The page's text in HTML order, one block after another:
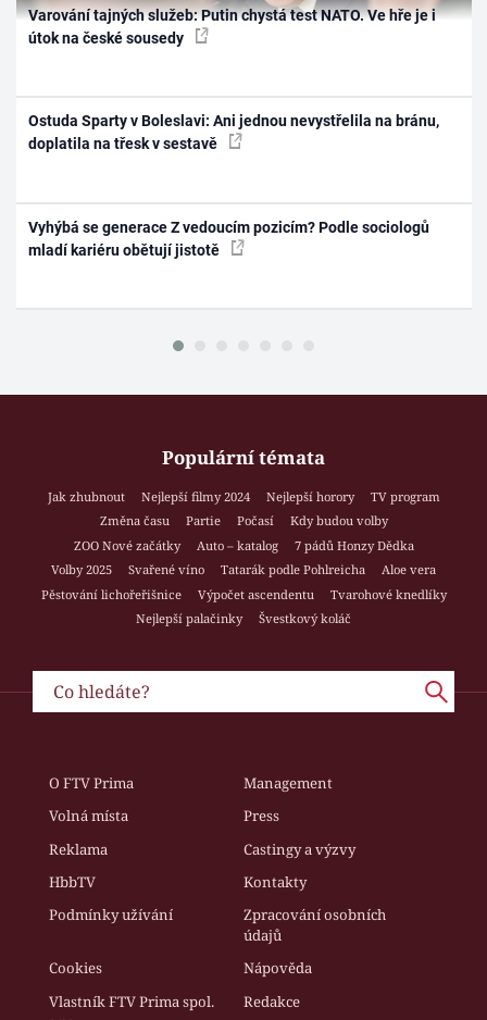
Varování tajných služeb: Putin chystá test NATO. Ve hře je i
útok na české sousedy
Ostuda Sparty v Boleslavi: Ani jednou nevystřelila na bránu,
doplatila na třesk v sestavě
Vyhýbá se generace Z vedoucím pozicím? Podle sociologů
mladí kariéru obětují jistotě
Populární témata
Jak zhubnout Nejlepší filmy 2024 Nejlepší horory
TV program
Změna času
Partie Počasí
Kdy budou volby
ZOO Nové začátky
Auto – katalog
7 pádů Honzy Dědka
Volby 2025
Svařené víno Tatarák podle Pohlreicha
Aloe vera
Pěstování lichořeřišnice
Výpočet ascendentu
Tvarohové knedlíky
Nejlepší palačinky
Švestkový koláč
O FTV Prima
Management
Volná místa
Press
Reklama
Castingy a výzvy
HbbTV
Kontakty
Podmínky užívání
Zpracování osobních
údajů
Cookies
Nápověda
Vlastník FTV Prima spol.
Redakce